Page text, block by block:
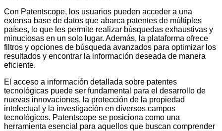
Con Patentscope, los usuarios pueden acceder a una
extensa base de datos que abarca patentes de múltiples
países, lo que les permite realizar búsquedas exhaustivas y
minuciosas en un solo lugar. Además, la plataforma ofrece
filtros y opciones de búsqueda avanzados para optimizar los
resultados y encontrar la información deseada de manera
eficiente.
El acceso a información detallada sobre patentes
tecnológicas puede ser fundamental para el desarrollo de
nuevas innovaciones, la protección de la propiedad
intelectual y la investigación en diversos campos
tecnológicos. Patentscope se posiciona como una
herramienta esencial para aquellos que buscan comprender